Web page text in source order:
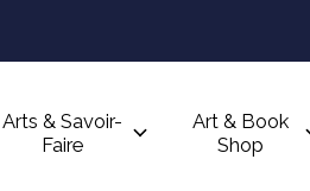
Arts & Savoir-
Faire
Art & Book
Shop